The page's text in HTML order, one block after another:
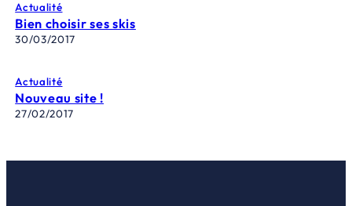
Actualité
Bien choisir ses skis
30/03/2017
Actualité
Nouveau site !
27/02/2017